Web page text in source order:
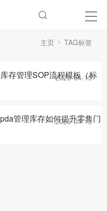
主页 TAG标签
存管理SOP流程模板（标
2025-04-15
管理库存如何提升零售门
2025-04-15